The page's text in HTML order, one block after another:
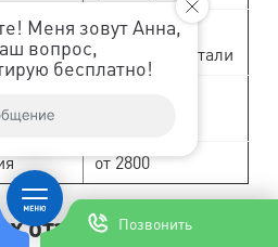
Позвонить
Меня зовут Анна,
вопрос,
бесплатно!
от 2000 +
стоимость детали
у
от 2800
отзывов клиентов